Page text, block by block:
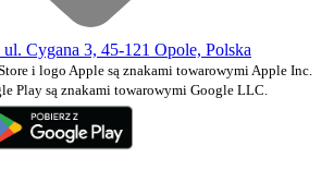
Cygana 3, 45-121 Opole, Polska
i logo Apple są znakami towarowymi Apple Inc.
Play są znakami towarowymi Google LLC.